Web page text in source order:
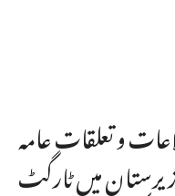
و تعلقات عامہ
میں ٹارگٹ